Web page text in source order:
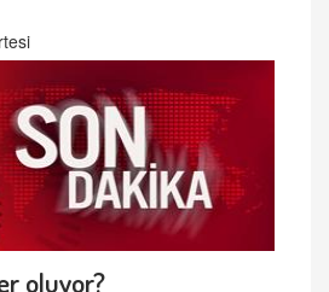
oluyor?